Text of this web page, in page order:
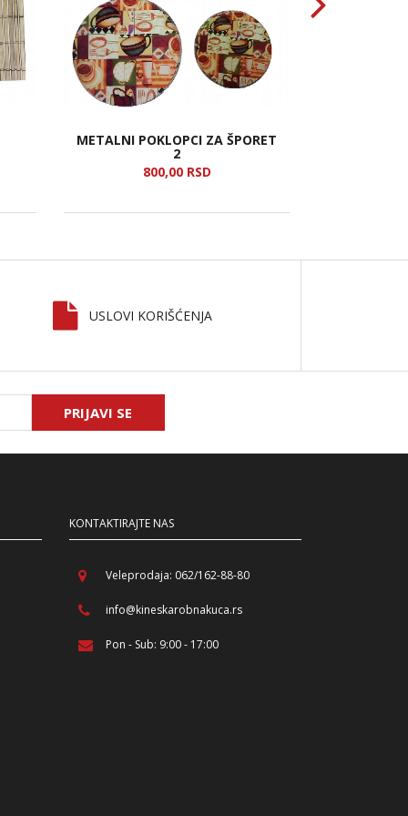
METALNI POKLOPCI ZA ŠPORET
2
800,00 RSD
USLOVI KORIŠĆENJA
PRIJAVI SE
KONTAKTIRAJTE NAS
Veleprodaja: 062/162-88-80
info@kineskarobnakuca.rs
Pon - Sub: 9:00 - 17:00